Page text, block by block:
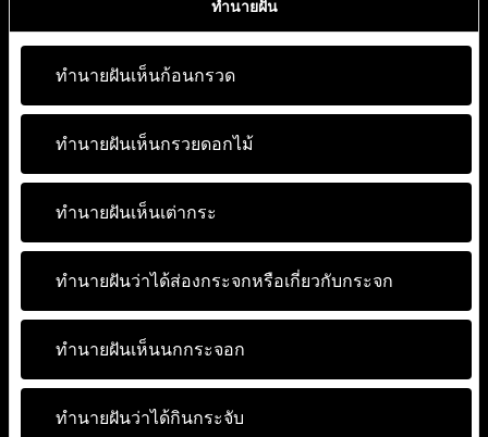
ทำนายฝัน
ทำนายฝันเห็นก้อนกรวด
ทำนายฝันเห็นกรวยดอกไม้
ทำนายฝันเห็นเต่ากระ
ทำนายฝันว่าได้ส่องกระจกหรือเกี่ยวกับกระจก
ทำนายฝันเห็นนกกระจอก
ทำนายฝันว่าได้กินกระจับ